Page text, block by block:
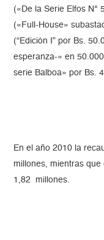
(«De la Serie Elfos N°
(«Full-House»
(“Edición I” por Bs.
esperanza-» en
serie Balboa» por Bs.
En el año 2010 la
millones, mientras
1,82 millones.